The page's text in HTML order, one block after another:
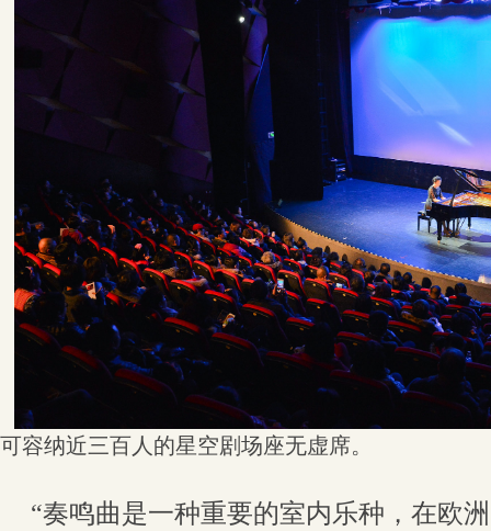
可容纳近三百人的星空剧场座无虚席。
“奏鸣曲是一种重要的室内乐种，在欧